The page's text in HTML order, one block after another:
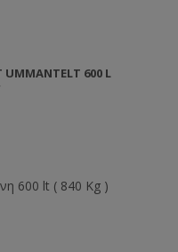
UMMANTELT 600 L
600 lt ( 840 Kg )